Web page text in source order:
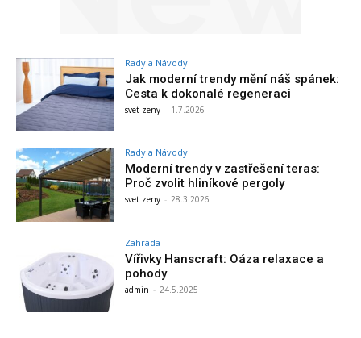
Rady a Návody
Jak moderní trendy mění náš spánek:
Cesta k dokonalé regeneraci
svet zeny - 1.7.2026
Rady a Návody
Moderní trendy v zastřešení teras:
Proč zvolit hliníkové pergoly
svet zeny - 28.3.2026
Zahrada
Vířivky Hanscraft: Oáza relaxace a
pohody
admin - 24.5.2025